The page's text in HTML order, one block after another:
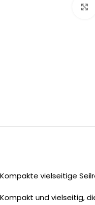
Kompakte vielseitige
Kompakt und vielseitig,